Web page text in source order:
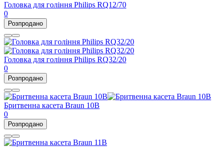
Головка для гоління Philips RQ12/70
0
Розпродано
Головка для гоління Philips RQ32/20
0
Розпродано
Бритвенна касета Braun 10B
0
Розпродано